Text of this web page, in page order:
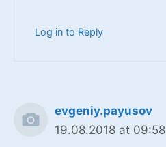
Log in to Reply
evgeniy.payusov
19.08.2018 at 09:58